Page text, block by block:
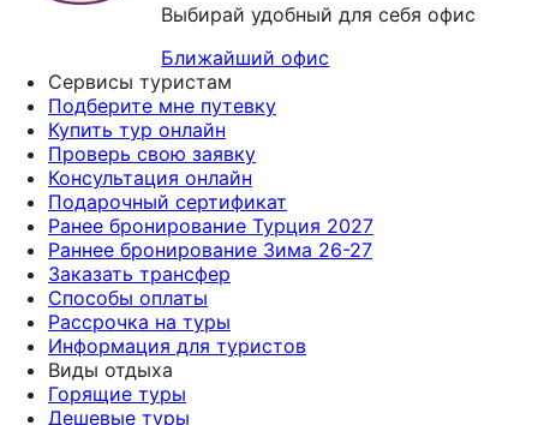
Выбирай удобный для себя офис
Ближайший офис
Сервисы туристам
Подберите мне путевку
Купить тур онлайн
Проверь свою заявку
Консультация онлайн
Подарочный сертификат
Ранее бронирование Турция 2027
Раннее бронирование Зима 26-27
Заказать трансфер
Способы оплаты
Рассрочка на туры
Информация для туристов
Виды отдыха
Горящие туры
Дешевые туры